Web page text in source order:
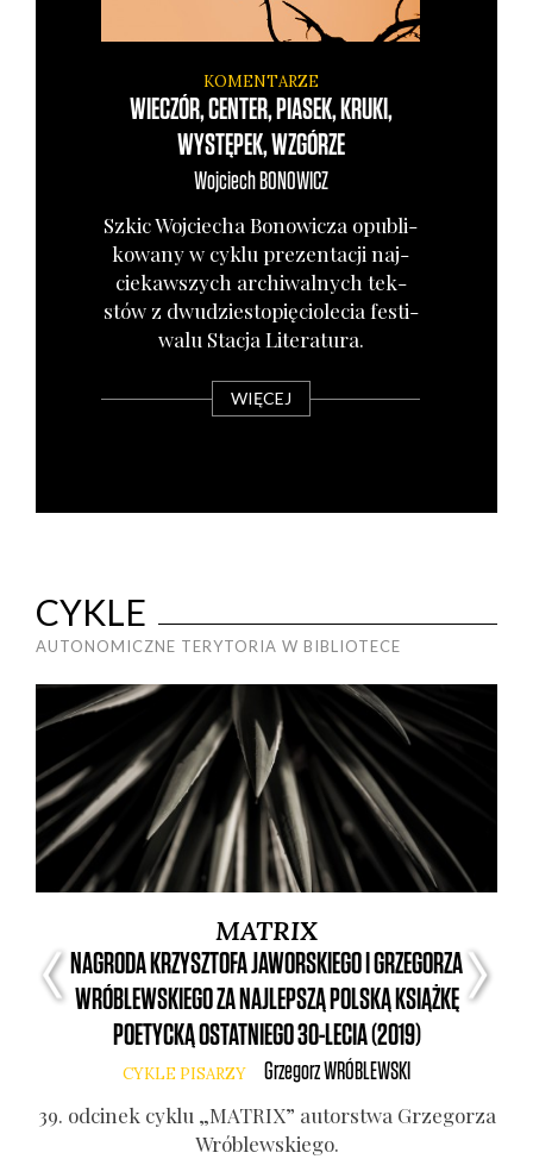
KOMENTARZE
WIECZÓR, CENTER, PIASEK, KRUKI,
WYSTĘPEK, WZGÓRZE
Wojciech BONOWICZ
Szkic Woj­cie­cha Bono­wi­cza opu­bli­
ko­wa­ny w cyklu pre­zen­ta­cji naj­
cie­kaw­szych archi­wal­nych tek­
stów z dwu­dzie­sto­pię­cio­le­cia festi­
wa­lu Sta­cja Lite­ra­tu­ra.
WIĘCEJ
CYKLE
AUTONOMICZNE TERYTORIA W BIBLIOTECE
MATRIX
NAGRODA KRZYSZTOFA JAWORSKIEGO I GRZEGORZA
WRÓBLEWSKIEGO ZA NAJLEPSZĄ POLSKĄ KSIĄŻKĘ
POETYCKĄ OSTATNIEGO 30-LECIA (2019)
CYKLE PISARZY GrzegorzWRÓBLEWSKI
39. odci­nek cyklu „MATRIX” autor­stwa Grze­go­rza
Wró­blew­skie­go.